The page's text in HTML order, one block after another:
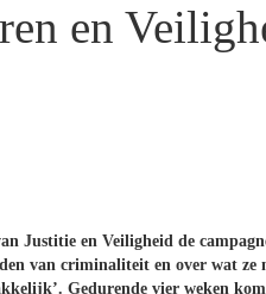
en
Justitie en Veiligheid de
van criminaliteit en over wat ze
Gedurende vier weken